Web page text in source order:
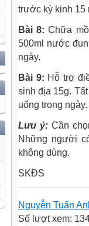
trước kỳ kinh 15
Bài 8: Chữa
500ml nước
ngày.
Bài 9: Hỗ trợ
sinh địa 15g.
uống trong
Lưu ý: Cần
Những người
không dùng.
SKĐS
Nguyễn Tuấn
Số lượt xem: